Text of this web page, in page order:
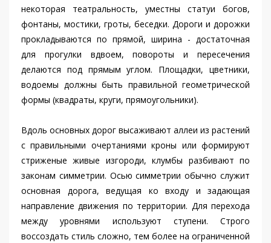
некоторая театральность, уместны статуи богов,
фонтаны, мостики, гроты, беседки. Дороги и дорожки
прокладываются по прямой, ширина - достаточная
для прогулки вдвоем, повороты и пересечения
делаются под прямым углом. Площадки, цветники,
водоемы должны быть правильной геометрической
формы (квадраты, круги, прямоугольники).
Вдоль основных дорог высаживают аллеи из растений
с правильными очертаниями кроны или формируют
стриженые живые изгороди, клумбы разбивают по
законам симметрии. Осью симметрии обычно служит
основная дорога, ведущая ко входу и задающая
направление движения по территории. Для перехода
между уровнями используют ступени. Строго
воссоздать стиль сложно, тем более на ограниченной